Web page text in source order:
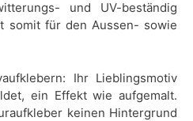
und UV-beständig
somit für den Aussen- sowie
Ihr Lieblingsmotiv
ein Effekt wie aufgemalt.
keinen Hintergrund